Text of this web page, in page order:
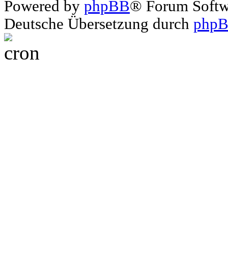
Powered by phpBB® Forum
Deutsche Übersetzung durch